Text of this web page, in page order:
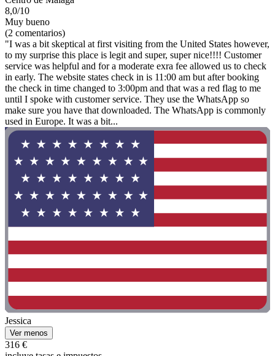
8,0/10
Muy bueno
(2 comentarios)
"I was a bit skeptical at first visiting from the United States however,
to my surprise this place is legit and super, super nice!!!! Customer
service was helpful and for a moderate exra fee allowed us to check
in early. The website states check in is 11:00 am but after booking
the check in time changed to 3:00pm and that was a red flag to me
until I spoke with customer service. They use the WhatsApp so
make sure you have that downloaded. The WhatsApp is commonly
used in Europe. It was a bit...
Jessica
Ver menos
316 €